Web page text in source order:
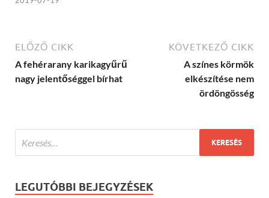
ELŐZŐ CIKK
A fehérarany karikagyűrű
nagy jelentőséggel bírhat
KÖVETKEZŐ CIKK
A színes körmök
elkészítése nem
ördöngösség
LEGUTÓBBI BEJEGYZÉSEK